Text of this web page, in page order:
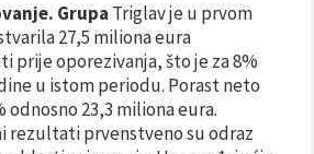
Grupa Triglav je u prvom
27,5 miliona eura
prije oporezivanja, što je za 8%
u istom periodu. Porast neto
odnosno 23,3 miliona eura.
rezultati prvenstveno su odraz